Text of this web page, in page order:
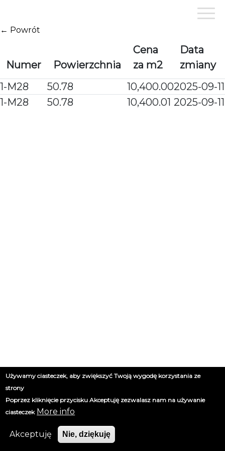
treści
← Powrót
Numer Powierzchnia
Cena
za m2
Data
zmiany
1-M28
50.78 10,400.002025-09-11
1-M28
50.78 10,400.01 2025-09-11
Używamy ciasteczek, aby zwiększyć Twoją wygodę korzystania ze
strony
Poprzez kliknięcie przycisku Akceptuję zezwalasz nam na używanie
ciasteczek More info
Akceptuję Nie, dziękuję